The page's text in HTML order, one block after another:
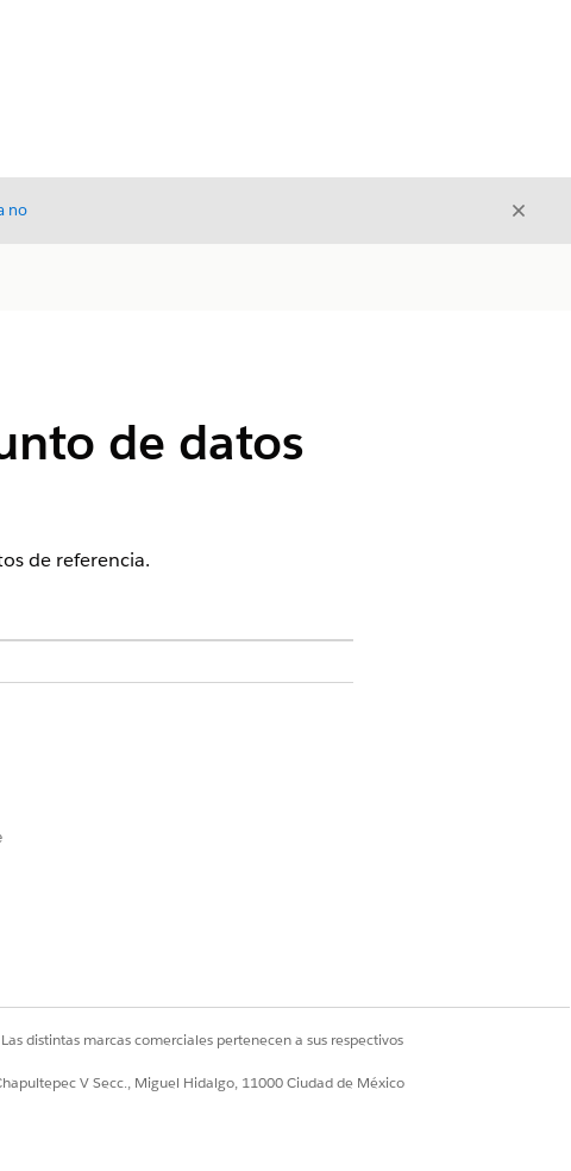
no Cerrar
de datos
de referencia.
referencia
Sí No
distintas marcas comerciales pertenecen a sus respectivos
V Secc., Miguel Hidalgo, 11000 Ciudad de México